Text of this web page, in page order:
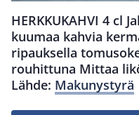
HERKKUKAHVI 4 cl
kuumaa kahvia
ripauksella
rouhittuna Mittaa
Lähde: Makunystyrä